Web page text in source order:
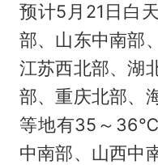
预计5月21日白
部、山东中南部
江苏西北部、湖
部、重庆北部、
等地有35～36℃
中南部、山西中